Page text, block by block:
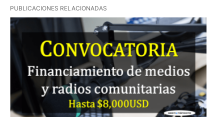
PUBLICACIONES RELACIONADAS